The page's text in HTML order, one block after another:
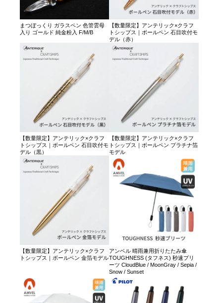
まつぼっくり ガラスペン 色管雲母
入り ゴールド 純金粉入 F/M/B
【数量限定】アンテリック×クラフ
トシップス｜ボールペン 石目吹付モ
デル（赤）
【数量限定】アンテリック×クラフ
トシップス｜ボールペン 石目吹付モ
デル（黒）
【数量限定】アンテリック×クラフ
トシップス｜ボールペン プラチナ箔
モデル
【数量限定】アンテリック×クラフ
トシップス｜ボールペン 金箔モデル
アンベル 晴雨兼用折りたたみ傘
TOUGHNESS (タフネス) 秒速プリ
ーツ CloudBlue / MoonGray / Sepia /
Snow / Sunset